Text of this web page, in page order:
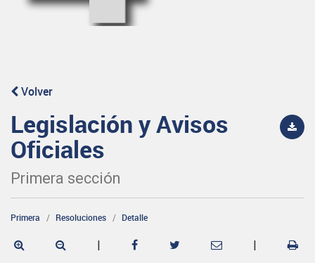
Volver
Legislación y Avisos
Oficiales
Primera sección
Primera Resoluciones Detalle
| |